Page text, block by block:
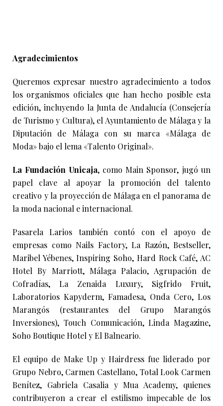
Agradecimientos
Queremos expresar nuestro agradecimiento a todos
los organismos oficiales que han hecho posible esta
edición, incluyendo la Junta de Andalucía (Consejería
de Turismo y Cultura), el Ayuntamiento de Málaga y la
Diputación de Málaga con su marca «Málaga de
Moda» bajo el lema «Talento Original».
La Fundación Unicaja, como Main Sponsor, jugó un
papel clave al apoyar la promoción del talento
creativo y la proyección de Málaga en el panorama de
la moda nacional e internacional.
Pasarela Larios también contó con el apoyo de
empresas como Nails Factory, La Razón, Bestseller,
Maribel Yébenes, Inspiring Soho, Hard Rock Café, AC
Hotel By Marriott, Málaga Palacio, Agrupación de
Cofradías, La Zenaida Luxury, Sigfrido Fruit,
Laboratorios Kapyderm, Famadesa, Onda Cero, Los
Marangós (restaurantes del Grupo Marangós
Inversiones), Touch Comunicación, Linda Magazine,
Soho Boutique Hotel y El Balneario.
El equipo de Make Up y Hairdress fue liderado por
Grupo Nebro, Carmen Castellano, Total Look Carmen
Benítez, Gabriela Casalia y Mua Academy, quienes
contribuyeron a crear el estilismo impecable de los